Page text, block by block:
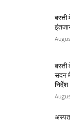
बस्ती
बस्ती
सदन
निर्देश